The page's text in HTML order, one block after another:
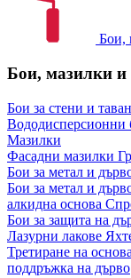
Бои,
Бои, мазилки и
Бои за стени и
Вододисперсионни
Мазилки
Фасадни мазилки
Бои за метал и
Бои за метал и
алкидна основа
Бои за защита на
Лазурни лакове
Третиране на
поддръжка на дърво